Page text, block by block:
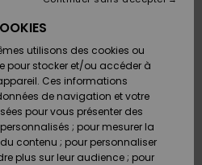
utilisons des cookies ou
pour stocker et/ou accéder à
Ces informations
de navigation et votre
pour vous présenter des
; pour mesurer la
contenu ; pour personnaliser
plus sur leur audience ; pour